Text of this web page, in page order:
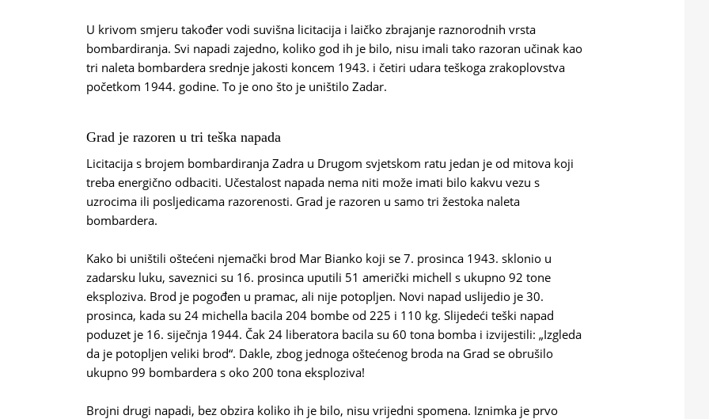
U krivom smjeru također vodi suvišna licitacija i laičko zbrajanje raznorodnih vrsta
bombardiranja. Svi napadi zajedno, koliko god ih je bilo, nisu imali tako razoran učinak kao
tri naleta bombardera srednje jakosti koncem 1943. i četiri udara teškoga zrakoplovstva
početkom 1944. godine. To je ono što je uništilo Zadar.
Grad je razoren u tri teška napada
Licitacija s brojem bombardiranja Zadra u Drugom svjetskom ratu jedan je od mitova koji
treba energično odbaciti. Učestalost napada nema niti može imati bilo kakvu vezu s
uzrocima ili posljedicama razorenosti. Grad je razoren u samo tri žestoka naleta
bombardera.
Kako bi uništili oštećeni njemački brod Mar Bianko koji se 7. prosinca 1943. sklonio u
zadarsku luku, saveznici su 16. prosinca uputili 51 američki michell s ukupno 92 tone
eksploziva. Brod je pogođen u pramac, ali nije potopljen. Novi napad uslijedio je 30.
prosinca, kada su 24 michella bacila 204 bombe od 225 i 110 kg. Slijedeći teški napad
poduzet je 16. siječnja 1944. Čak 24 liberatora bacila su 60 tona bomba i izvijestili: „Izgleda
da je potopljen veliki brod“. Dakle, zbog jednoga oštećenog broda na Grad se obrušilo
ukupno 99 bombardera s oko 200 tona eksploziva!
Brojni drugi napadi, bez obzira koliko ih je bilo, nisu vrijedni spomena. Iznimka je prvo